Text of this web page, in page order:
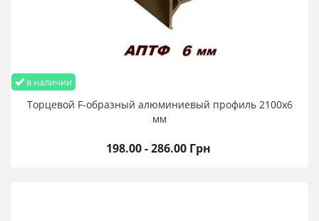
в наличии
Торцевой F-образный алюминиевый профиль 2100х6
мм
198.00 - 286.00 Грн